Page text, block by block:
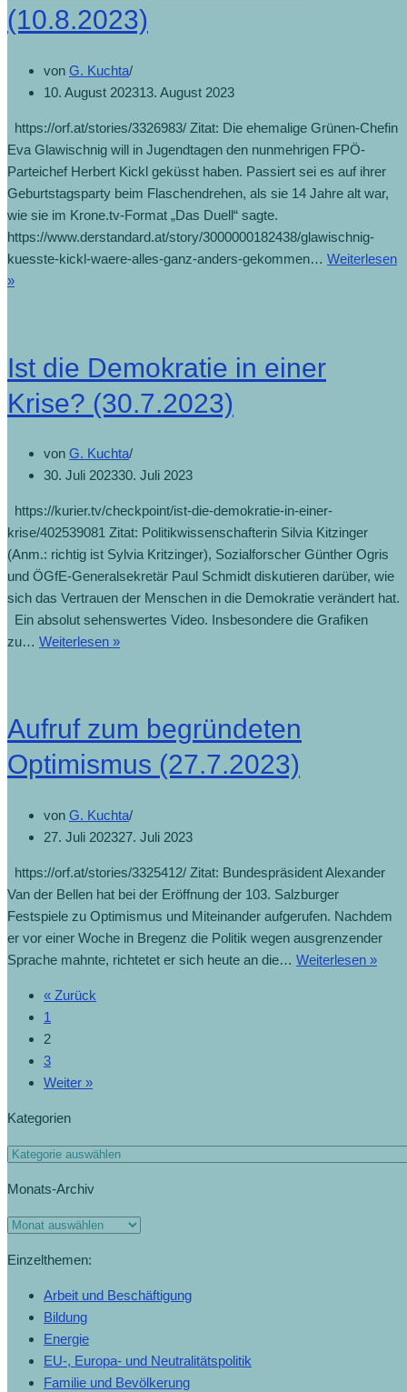
(10.8.2023)
von G. Kuchta
10. August 202313. August 2023
https://orf.at/stories/3326983/ Zitat: Die ehemalige Grünen-Chefin
Eva Glawischnig will in Jugendtagen den nunmehrigen FPÖ-
Parteichef Herbert Kickl geküsst haben. Passiert sei es auf ihrer
Geburtstagsparty beim Flaschendrehen, als sie 14 Jahre alt war,
wie sie im Krone.tv-Format „Das Duell“ sagte.
https://www.derstandard.at/story/3000000182438/glawischnig-
kuesste-kickl-waere-alles-ganz-anders-gekommen… Weiterlesen
»
Ist die Demokratie in einer
Krise? (30.7.2023)
von G. Kuchta
30. Juli 202330. Juli 2023
https://kurier.tv/checkpoint/ist-die-demokratie-in-einer-
krise/402539081 Zitat: Politikwissenschafterin Silvia Kitzinger
(Anm.: richtig ist Sylvia Kritzinger), Sozialforscher Günther Ogris
und ÖGfE-Generalsekretär Paul Schmidt diskutieren darüber, wie
sich das Vertrauen der Menschen in die Demokratie verändert hat.
Ein absolut sehenswertes Video. Insbesondere die Grafiken
zu… Weiterlesen »
Aufruf zum begründeten
Optimismus (27.7.2023)
von G. Kuchta
27. Juli 202327. Juli 2023
https://orf.at/stories/3325412/ Zitat: Bundespräsident Alexander
Van der Bellen hat bei der Eröffnung der 103. Salzburger
Festspiele zu Optimismus und Miteinander aufgerufen. Nachdem
er vor einer Woche in Bregenz die Politik wegen ausgrenzender
Sprache mahnte, richtetet er sich heute an die… Weiterlesen »
« Zurück
1
2
3
Weiter »
Kategorien
Monats-Archiv
Einzelthemen:
Arbeit und Beschäftigung
Bildung
Energie
EU-, Europa- und Neutralitätspolitik
Familie und Bevölkerung